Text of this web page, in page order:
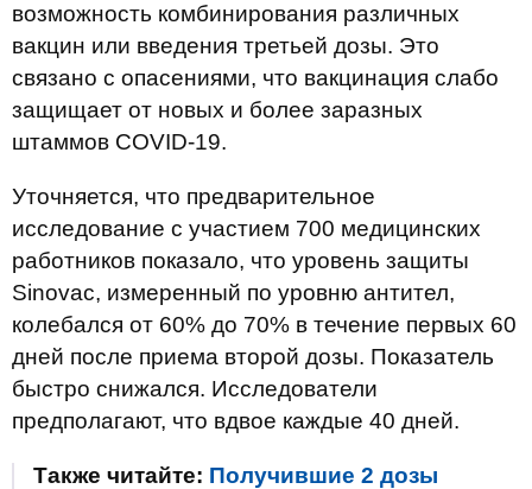
возможность комбинирования различных
вакцин или введения третьей дозы. Это
связано с опасениями, что вакцинация слабо
защищает от новых и более заразных
штаммов COVID-19.
Уточняется, что предварительное
исследование с участием 700 медицинских
работников показало, что уровень защиты
Sinovac, измеренный по уровню антител,
колебался от 60% до 70% в течение первых 60
дней после приема второй дозы. Показатель
быстро снижался. Исследователи
предполагают, что вдвое каждые 40 дней.
Также читайте: Получившие 2 дозы